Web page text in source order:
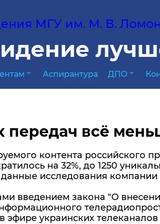
МГУ им. М. В.
expand_more Аспирантура ДПО expand_more
передач всё
контента российского
на 32%, до 1250
исследования компании
введением закона "О
украинских